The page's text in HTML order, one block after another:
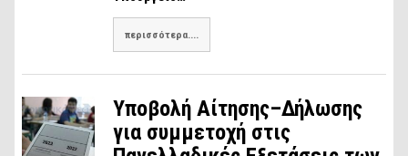
περισσότερα....
Υποβολή Αίτησης–Δήλωσης
για συμμετοχή στις